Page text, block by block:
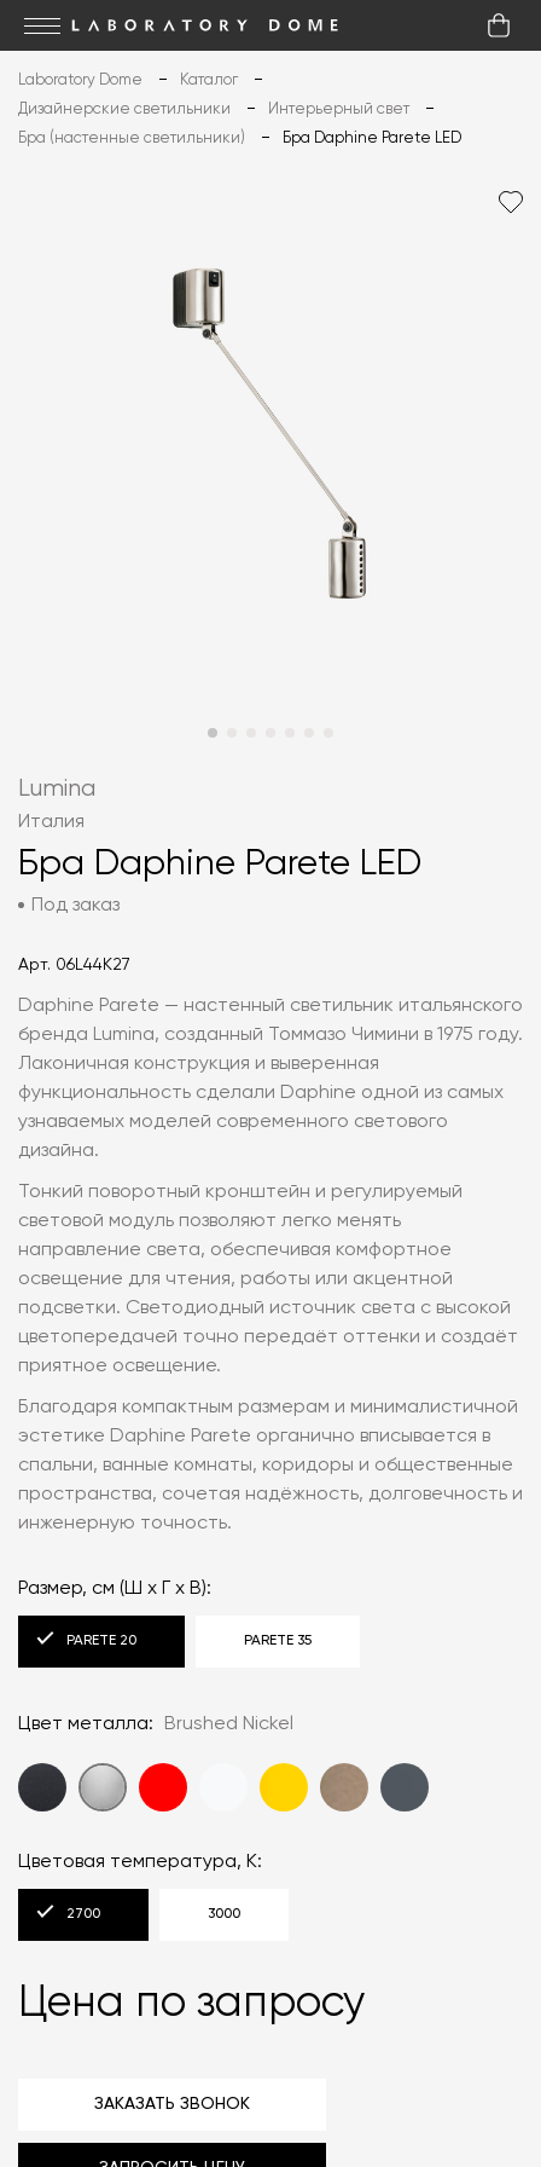
Laboratory Dome
Каталог
Дизайнерские светильники
Интерьерный свет
Бра (настенные светильники)
Бра Daphine Parete LED
Lumina
Италия
Бра Daphine Parete LED
Под заказ
Арт. 06L44K27
Daphine Parete — настенный светильник итальянского
бренда Lumina, созданный Томмазо Чимини в 1975 году.
Лаконичная конструкция и выверенная
функциональность сделали Daphine одной из самых
узнаваемых моделей современного светового
дизайна.
Тонкий поворотный кронштейн и регулируемый
световой модуль позволяют легко менять
направление света, обеспечивая комфортное
освещение для чтения, работы или акцентной
подсветки. Светодиодный источник света с высокой
цветопередачей точно передаёт оттенки и создаёт
приятное освещение.
Благодаря компактным размерам и минималистичной
эстетике Daphine Parete органично вписывается в
спальни, ванные комнаты, коридоры и общественные
пространства, сочетая надёжность, долговечность и
инженерную точность.
Размер, см (Ш х Г х В):
PARETE 20 PARETE 35
Цвет металла: Brushed Nickel
Цветовая температура, К:
2700 3000
Цена по запросу
ЗАКАЗАТЬ ЗВОНОК